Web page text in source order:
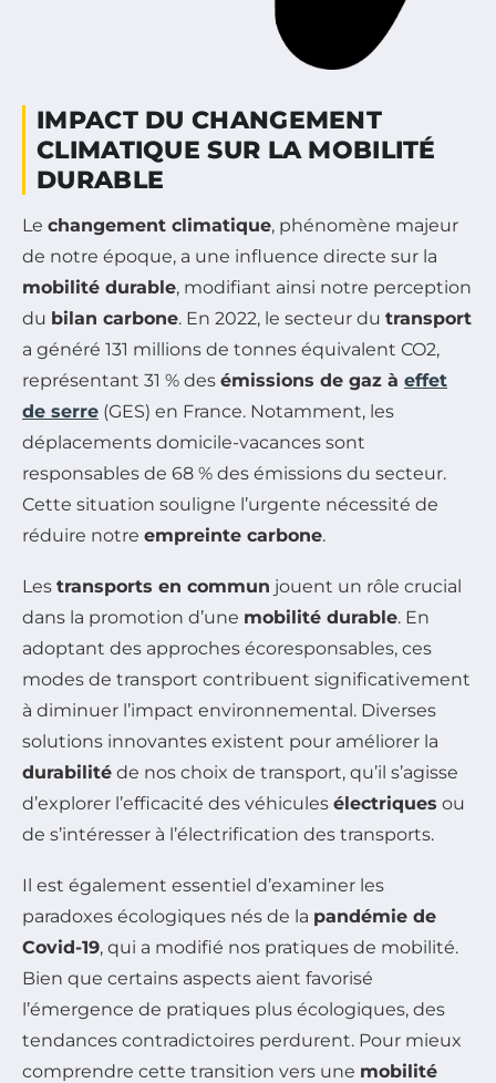
IMPACT DU CHANGEMENT
CLIMATIQUE SUR LA MOBILITÉ
DURABLE
Le changement climatique, phénomène majeur
de notre époque, a une influence directe sur la
mobilité durable, modifiant ainsi notre perception
du bilan carbone. En 2022, le secteur du transport
a généré 131 millions de tonnes équivalent CO2,
représentant 31 % des émissions de gaz à effet
de serre (GES) en France. Notamment, les
déplacements domicile-vacances sont
responsables de 68 % des émissions du secteur.
Cette situation souligne l’urgente nécessité de
réduire notre empreinte carbone.
Les transports en commun jouent un rôle crucial
dans la promotion d’une mobilité durable. En
adoptant des approches écoresponsables, ces
modes de transport contribuent significativement
à diminuer l’impact environnemental. Diverses
solutions innovantes existent pour améliorer la
durabilité de nos choix de transport, qu’il s’agisse
d’explorer l’efficacité des véhicules électriques ou
de s’intéresser à l’électrification des transports.
Il est également essentiel d’examiner les
paradoxes écologiques nés de la pandémie de
Covid-19, qui a modifié nos pratiques de mobilité.
Bien que certains aspects aient favorisé
l’émergence de pratiques plus écologiques, des
tendances contradictoires perdurent. Pour mieux
comprendre cette transition vers une mobilité